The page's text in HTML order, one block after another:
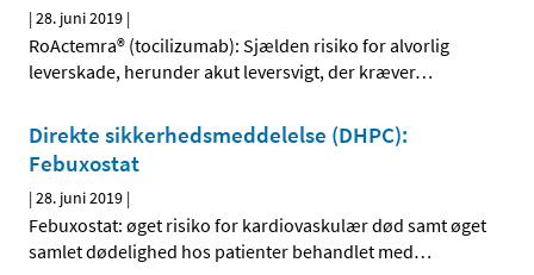
|28. juni 2019 |
RoActemra® (tocilizumab): Sjælden risiko for alvorlig
leverskade, herunder akut leversvigt, der kræver…
Direkte sikkerhedsmeddelelse (DHPC):
Febuxostat
|28. juni 2019 |
Febuxostat: øget risiko for kardiovaskulær død samt øget
samlet dødelighed hos patienter behandlet med…